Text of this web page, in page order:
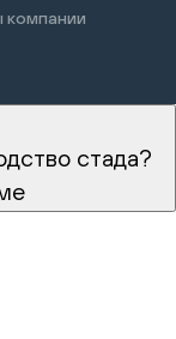
компании
стада?